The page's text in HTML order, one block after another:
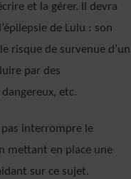
et la gérer. Il devra
de Lulu : son
risque de survenue d’un
par des
etc.
pas interrompre le
mettant en place une
sur ce sujet.